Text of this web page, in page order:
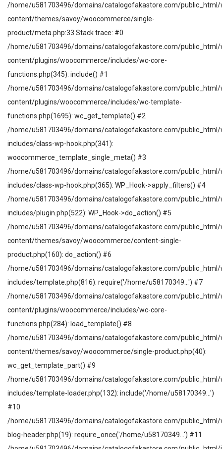
/home/u581703496/domains/catalogofakastore.com/public_html/
content/themes/savoy/woocommerce/single-
product/meta.php:33 Stack trace: #0
/home/u581703496/domains/catalogofakastore.com/public_html/
content/plugins/woocommerce/includes/wc-core-
functions.php(345): include() #1
/home/u581703496/domains/catalogofakastore.com/public_html/
content/plugins/woocommerce/includes/wc-template-
functions.php(1695): wc_get_template() #2
/home/u581703496/domains/catalogofakastore.com/public_html/
includes/class-wp-hook.php(341):
woocommerce_template_single_meta() #3
/home/u581703496/domains/catalogofakastore.com/public_html/
includes/class-wp-hook.php(365): WP_Hook->apply_filters() #4
/home/u581703496/domains/catalogofakastore.com/public_html/
includes/plugin.php(522): WP_Hook->do_action() #5
/home/u581703496/domains/catalogofakastore.com/public_html/
content/themes/savoy/woocommerce/content-single-
product.php(160): do_action() #6
/home/u581703496/domains/catalogofakastore.com/public_html/
includes/template.php(816): require('/home/u58170349...') #7
/home/u581703496/domains/catalogofakastore.com/public_html/
content/plugins/woocommerce/includes/wc-core-
functions.php(284): load_template() #8
/home/u581703496/domains/catalogofakastore.com/public_html/
content/themes/savoy/woocommerce/single-product.php(40):
wc_get_template_part() #9
/home/u581703496/domains/catalogofakastore.com/public_html/
includes/template-loader.php(132): include('/home/u58170349...')
#10
/home/u581703496/domains/catalogofakastore.com/public_html/
blog-header.php(19): require_once('/home/u58170349...') #11